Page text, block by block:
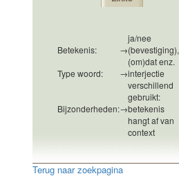
Betekenis: →
ja/nee
(bevestiging),
(om)dat enz.
Type woord:
→interjectie
Bijzonderheden:→
verschillend
gebruikt:
betekenis
hangt af van
context
Terug naar zoekpagina